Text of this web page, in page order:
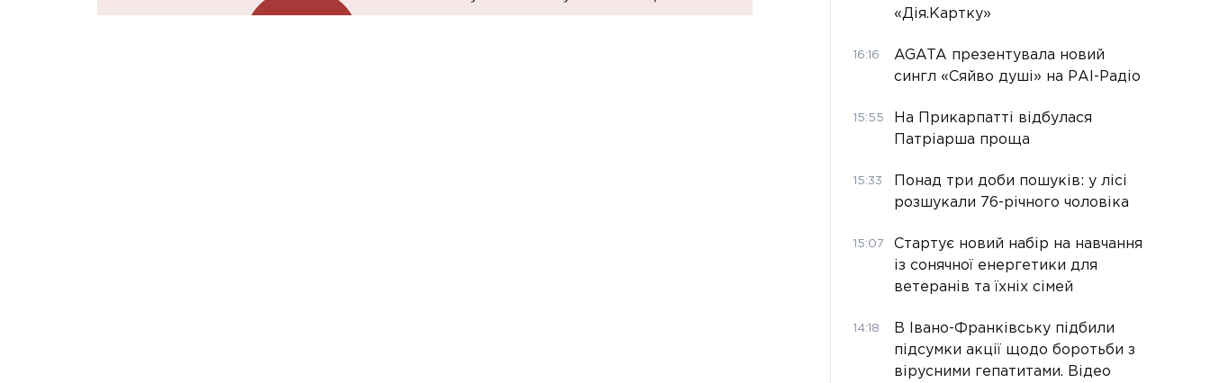
«Дія.Картку»
16:16
AGATA презентувала новий
сингл «Сяйво душі» на РАІ-Радіо
15:55
На Прикарпатті відбулася
Патріарша проща
15:33
Понад три доби пошуків: у лісі
розшукали 76-річного чоловіка
15:07
Стартує новий набір на навчання
із сонячної енергетики для
ветеранів та їхніх сімей
14:18
В Івано-Франківську підбили
підсумки акції щодо боротьби з
вірусними гепатитами. Відео